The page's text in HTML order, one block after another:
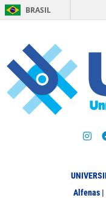
BRASIL
Alfenas |